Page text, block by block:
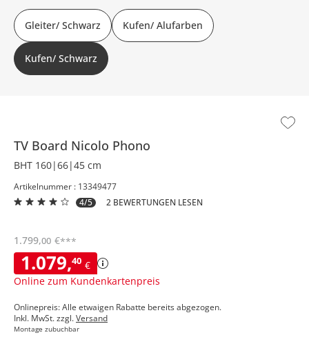
TV Board Nicolo Phono
BHT 160|66|45 cm
Artikelnummer : 13349477
4/5
2 BEWERTUNGEN LESEN
1.079,40 €
Online zum Kundenkartenpreis
1.799,00 €***
Onlinepreis: Alle etwaigen Rabatte bereits abgezogen.
Inkl. MwSt. zzgl.Versand
Montage zubuchbar
Gleiter/ Schwarz Kufen/ Alufarben
Kufen/ Schwarz